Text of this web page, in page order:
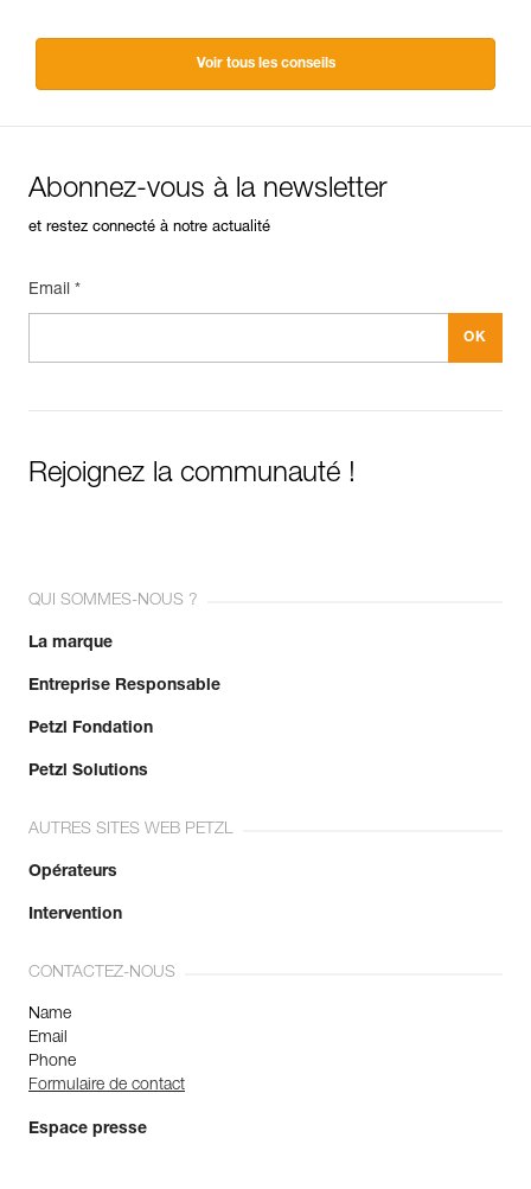
Voir tous les conseils
Abonnez-vous à la newsletter
et restez connecté à notre actualité
Email *
Rejoignez la communauté !
QUI SOMMES-NOUS ?
La marque
Entreprise Responsable
Petzl Fondation
Petzl Solutions
AUTRES SITES WEB PETZL
Opérateurs
Intervention
CONTACTEZ-NOUS
Name
Email
Phone
Formulaire de contact
Espace presse